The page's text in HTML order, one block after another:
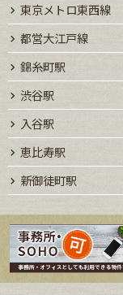
東京メトロ東西線
都営大江戸線
錦糸町駅
渋谷駅
入谷駅
恵比寿駅
新御徒町駅